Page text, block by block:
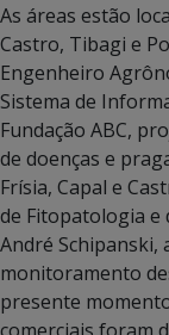
As áreas estão
Castro, Tibagi e
Engenheiro
Sistema de
Fundação ABC,
de doenças e
Frísia, Capal e
de Fitopatologia e
André Schipanski,
monitoramento
presente
comerciais foram